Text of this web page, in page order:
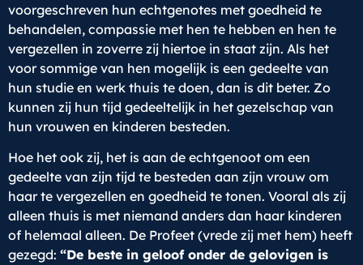
voorgeschreven hun echtgenotes met goedheid te
behandelen, compassie met hen te hebben en hen te
vergezellen in zoverre zij hiertoe in staat zijn. Als het
voor sommige van hen mogelijk is een gedeelte van
hun studie en werk thuis te doen, dan is dit beter. Zo
kunnen zij hun tijd gedeeltelijk in het gezelschap van
hun vrouwen en kinderen besteden.
Hoe het ook zij, het is aan de echtgenoot om een
gedeelte van zijn tijd te besteden aan zijn vrouw om
haar te vergezellen en goedheid te tonen. Vooral als zij
alleen thuis is met niemand anders dan haar kinderen
of helemaal alleen. De Profeet (vrede zij met hem) heeft
gezegd: “De beste in geloof onder de gelovigen is